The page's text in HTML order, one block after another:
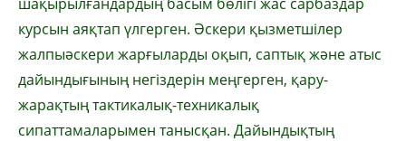
курсын аяқтап үлгерген. Әскери қызметшілер
жалпыәскери жарғыларды оқып, саптық және атыс
дайындығының негіздерін меңгерген, қару-
жарақтың тактикалық-техникалық
сипаттамаларымен танысқан. Дайындықтың